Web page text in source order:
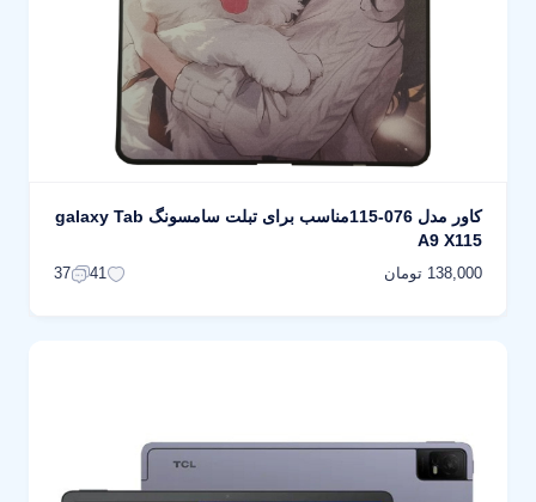
کاور مدل 076-115مناسب برای تبلت سامسونگ galaxy Tab
A9 X115
138,000 تومان 41
37